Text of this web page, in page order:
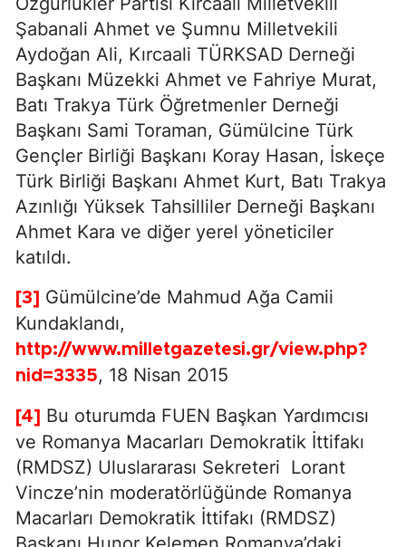
Şabanali Ahmet ve Şumnu Milletvekili
Aydoğan Ali, Kırcaali TÜRKSAD Derneği
Başkanı Müzekki Ahmet ve Fahriye Murat,
Batı Trakya Türk Öğretmenler Derneği
Başkanı Sami Toraman, Gümülcine Türk
Gençler Birliği Başkanı Koray Hasan, İskeçe
Türk Birliği Başkanı Ahmet Kurt, Batı Trakya
Azınlığı Yüksek Tahsilliler Derneği Başkanı
Ahmet Kara ve diğer yerel yöneticiler
katıldı.
[3] Gümülcine’de Mahmud Ağa Camii
Kundaklandı,
http://www.milletgazetesi.gr/view.php?
nid=3335, 18 Nisan 2015
[4] Bu oturumda FUEN Başkan Yardımcısı
ve Romanya Macarları Demokratik İttifakı
(RMDSZ) Uluslararası Sekreteri Lorant
Vincze’nin moderatörlüğünde Romanya
Macarları Demokratik İttifakı (RMDSZ)